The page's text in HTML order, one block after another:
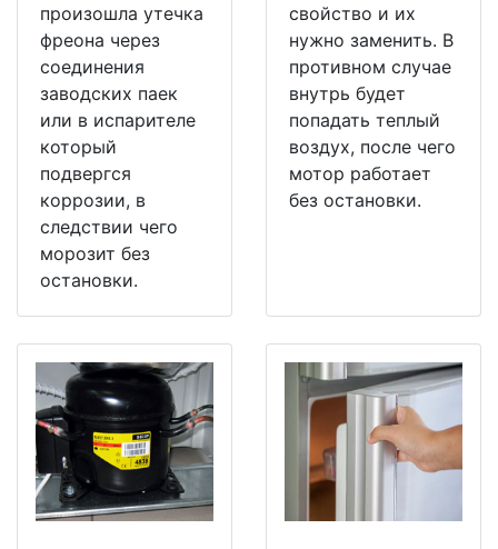
произошла утечка
фреона через
соединения
заводских паек
или в испарителе
который
подвергся
коррозии, в
следствии чего
морозит без
остановки.
свойство и их
нужно заменить. В
противном случае
внутрь будет
попадать теплый
воздух, после чего
мотор работает
без остановки.